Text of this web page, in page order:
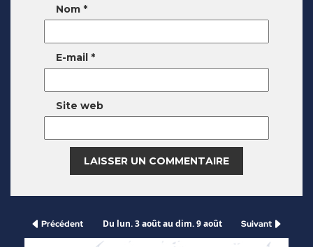
Nom *
E-mail *
Site web